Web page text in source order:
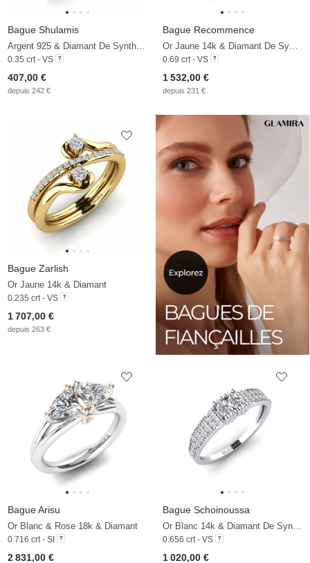
Bague Shulamis
Argent 925 & Diamant De Synthèse
0.35 crt - VS
407,00 €
depuis 242 €
Bague Recommence
Or Jaune 14k & Diamant De Synthèse
0.69 crt - VS
1 532,00 €
depuis 231 €
Bague Zarlish
Or Jaune 14k & Diamant
0.235 crt - VS
1 707,00 €
depuis 263 €
Bague Arisu
Or Blanc & Rose 18k & Diamant
0.716 crt - SI
2 831,00 €
Bague Schoinoussa
0.656 crt - VS
1 020,00 €